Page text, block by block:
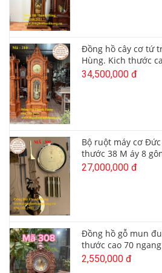
Đồng hồ cây cơ tứ
Hùng. Kich thước
34,500,000 đ
Bộ ruột máy cơ
thước 38 M áy 8
27,000,000 đ
Đồng hồ gỗ mun
thước cao 70
2,550,000 đ